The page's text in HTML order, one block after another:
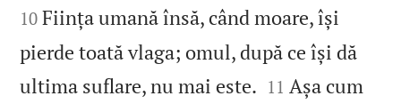
10 Ființa umană însă, când moare, își
pierde toată vlaga; omul, după ce își dă
ultima suflare, nu mai este. 

11 Așa cum